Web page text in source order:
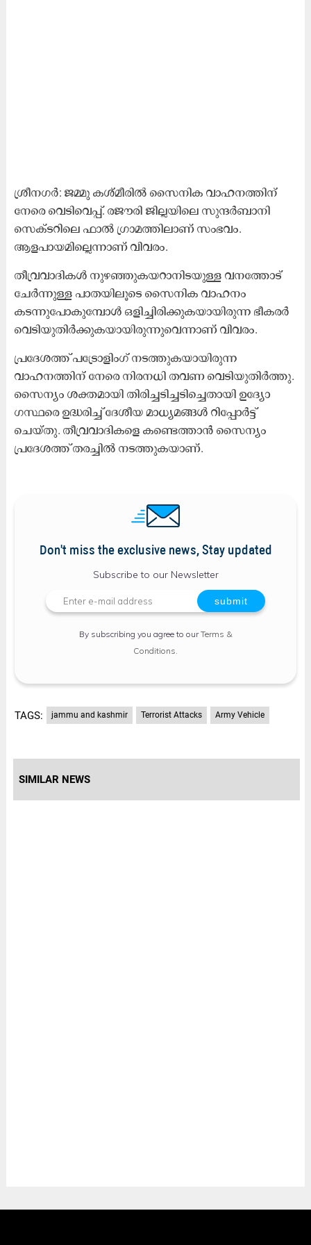
ശ്രീനഗർ: ജമ്മു കശ്മീരിൽ സൈനിക വാഹനത്തിന്
നേരെ വെടിവെപ്പ്. രജൗരി ജില്ലയിലെ സുന്ദർബാനി
സെക്ടറിലെ ഫാൽ ഗ്രാമത്തിലാണ് സംഭവം.
ആളപായമില്ലെന്നാണ് വിവരം.
തീവ്രവാദികൾ നുഴഞ്ഞുകയറാനിടയുള്ള വനത്തോട്
ചേർന്നുള്ള പാതയിലൂടെ സൈനിക വാഹനം
കടന്നുപോകുമ്പോൾ ഒളിച്ചിരിക്കുകയായിരുന്ന ഭീകരർ
വെടിയുതിർക്കുകയായിരുന്നുവെന്നാണ് വിവരം.
പ്രദേശത്ത് പട്രോളിംഗ് നടത്തുകയായിരുന്ന
വാഹനത്തിന് നേരെ നിരനധി തവണ വെടിയുതിർത്തു.
സൈന്യം ശക്തമായി തിരിച്ചടിച്ചടിച്ചെതായി ഉദ്യോ​
ഗസ്ഥരെ ഉദ്ധരിച്ച് ദേശീയ മാധ്യമങ്ങൾ റിപ്പോർട്ട്
ചെയ്തു. തീവ്രവാദികളെ കണ്ടെത്താൻ സൈന്യം
പ്രദേശത്ത് തരച്ചിൽ നടത്തുകയാണ്.
Don't miss the exclusive news, Stay updated
Subscribe to our Newsletter
By subscribing you agree to ourTerms &
Conditions
TAGS: jammu and kashmir Terrorist Attacks Army Vehicle
SIMILAR NEWS